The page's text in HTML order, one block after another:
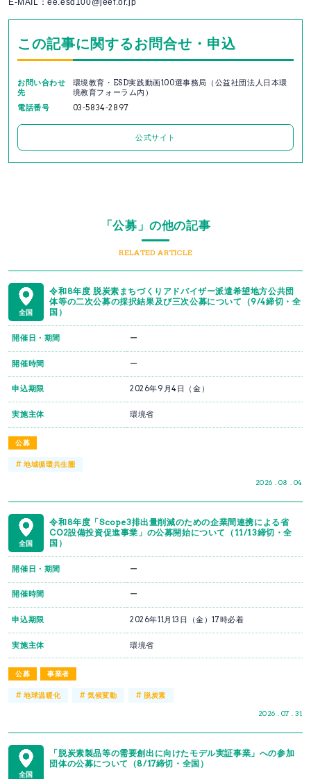
E-MAIL：ee.esd100@jeef.or.jp
この記事に関するお問合せ・申込
お問い合わせ
先
環境教育・ESD実践動画100選事務局（公益社団法人日本環
境教育フォーラム内）
電話番号
03-5834-2897
公式サイト
「公募」の他の記事
RELATED ARTICLE
全国
令和8年度 脱炭素まちづくりアドバイザー派遣希望地方公共団
体等の二次公募の採択結果及び三次公募について（9/4締切・全
国）
公募
2026 . 08 . 04
開催日・期間 ー
開催時間 ー
申込期限 2026年9月4日（金）
実施主体 環境省
#地域循環共生圏
全国
令和8年度「Scope3排出量削減のための企業間連携による省
CO2設備投資促進事業」の公募開始について（11/13締切・全
国）
公募 事業者
2026 . 07 . 31
開催日・期間 ー
開催時間 ー
申込期限 2026年11月13日（金）17時必着
実施主体 環境省
#地球温暖化 # 気候変動 #脱炭素
全国
「脱炭素製品等の需要創出に向けたモデル実証事業」への参加
団体の公募について（8/17締切・全国）